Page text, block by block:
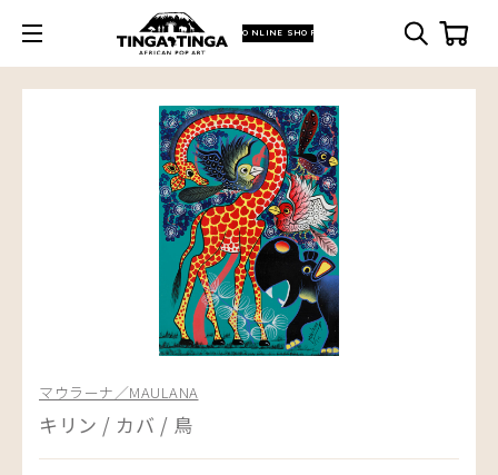
ONLINE SHOP
マウラーナ／MAULANA
キリン / カバ / 鳥